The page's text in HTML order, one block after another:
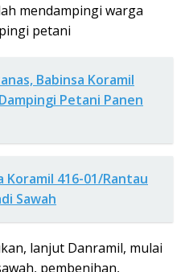
mendampingi warga
petani
Babinsa Koramil
Petani Panen
Koramil 416-01/Rantau
Sawah
lanjut Danramil, mulai
pembenihan,